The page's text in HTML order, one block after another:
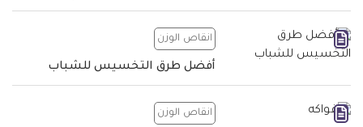
انقاص الوزن
أفضل طرق التخسيس للشباب
انقاص الوزن